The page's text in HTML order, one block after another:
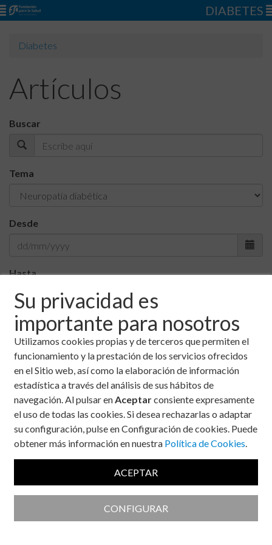
Su privacidad es
importante para nosotros
Utilizamos cookies propias y de terceros que permiten el
funcionamiento y la prestación de los servicios ofrecidos
en el Sitio web, así como la elaboración de información
estadística a través del análisis de sus hábitos de
navegación. Al pulsar enAceptarconsiente expresamente
el uso de todas las cookies. Si desea rechazarlas o adaptar
su configuración, pulse en Configuración de cookies. Puede
obtener más información en nuestra Política de Cookies.
ACEPTAR
CONFIGURAR
DIABETES
Diabetes
Artículos
Buscar
Tema
Desde
Hasta
Neuropatía diabética
Muchas personas con diabetes refieren
hormigueos, entumecimiento, así como
preguntan si estas molestias guardan relación
Autor:Dr. José Ramón Calle
Diabetes. Especialista en Endocrinología del